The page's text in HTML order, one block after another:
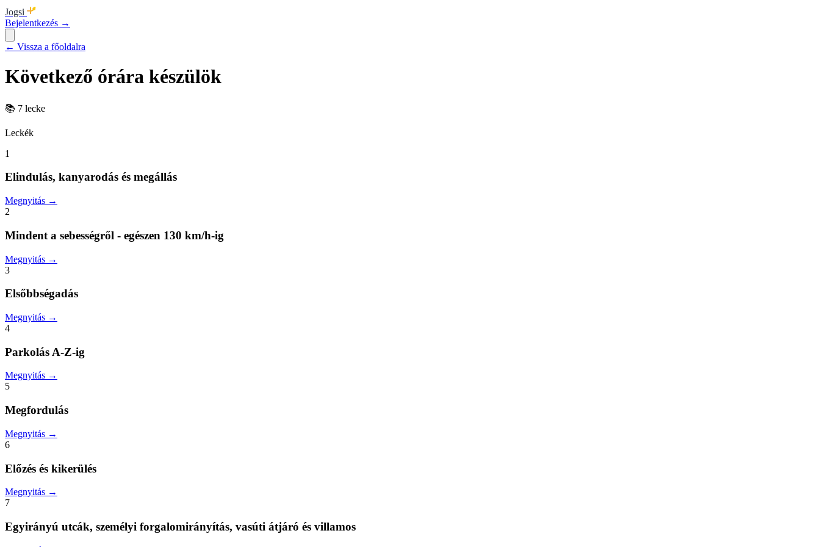
Jogsi
Bejelentkezés →
← Vissza a főoldalra
Következő órára készülök
📚 7 lecke
Leckék
1
Elindulás, kanyarodás és megállás
Megnyitás →
2
Mindent a sebességről - egészen 130 km/h-ig
Megnyitás →
3
Elsőbbségadás
Megnyitás →
4
Parkolás A-Z-ig
Megnyitás →
5
Megfordulás
Megnyitás →
6
Előzés és kikerülés
Megnyitás →
7
Egyirányú utcák, személyi forgalomirányítás, vasúti átjáró és villamos